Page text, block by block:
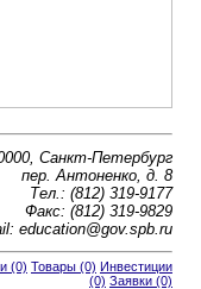
Санкт-Петербург
пер. Антоненко, д. 8
Тел.: (812) 319-9177
Факс: (812) 319-9829
education@gov.spb.ru
(0) Товары (0) Инвестиции
(0) Заявки (0)